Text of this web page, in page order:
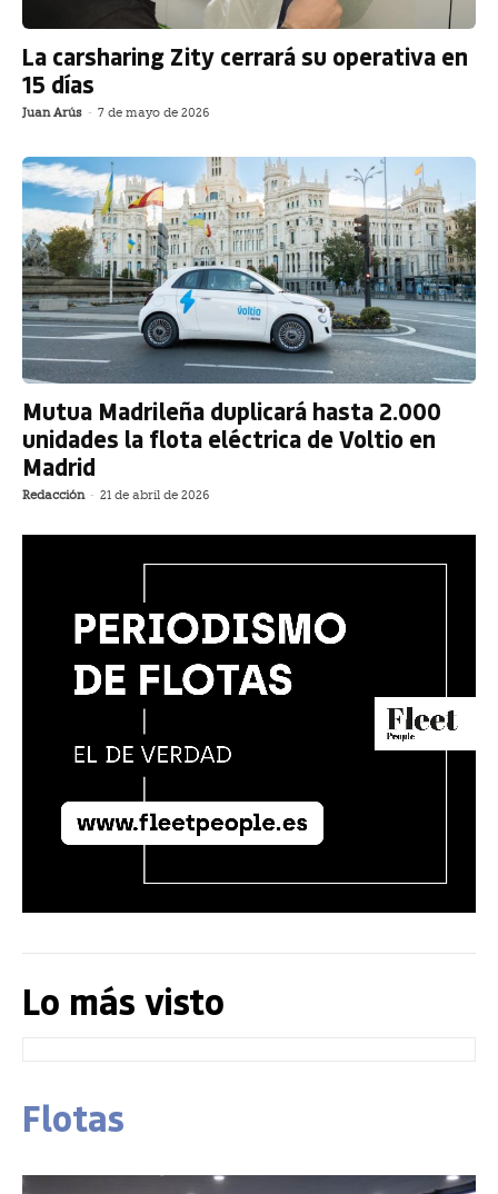
La carsharing Zity cerrará su operativa en
15 días
Juan Arús - 7 de mayo de 2026
Mutua Madrileña duplicará hasta 2.000
unidades la flota eléctrica de Voltio en
Madrid
Redacción - 21 de abril de 2026
Lo más visto
Flotas